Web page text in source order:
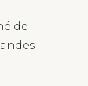
de